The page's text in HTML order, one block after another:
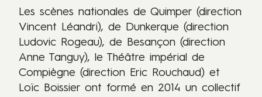
Les scènes nationales de Quimper (direction
Vincent Léandri), de Dunkerque (direction
Ludovic Rogeau), de Besançon (direction
Anne Tanguy), le Théâtre impérial de
Compiègne (direction Eric Rouchaud) et
Loïc Boissier ont formé en 2014 un collectif